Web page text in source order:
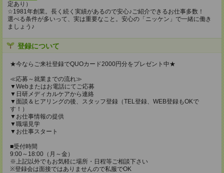
定あり）
☆1981年創業。長く続く実績があるので安心♪ご紹介できるお仕事多数！
選べる条件が多いって、実は重要なこと。安心の「ニッケン」で一緒に働き
ましょう♪
登録について
★今ならご来社登録でQUOカード2000円分をプレゼント中★
≪応募～就業までの流れ≫
▼Webまたはお電話にてご応募
▼日研メディカルケアから連絡
▼面談＆ヒアリングの後、スタッフ登録（TEL登録、WEB登録もOKで
す！）
▼お仕事情報の提供
▼職場見学
▼お仕事スタート
■受付時間
9:00～18:00（月～金）
※上記以外でもお気軽に場所・日程等ご相談下さい
※登録会は面接ではありませんので私服でOK